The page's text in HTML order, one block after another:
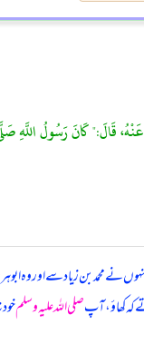
قَالَ:" كَانَ رَسُولُ اللَّهِ
نے محمد بن زیاد سے اور وہ
کھاؤ، آپصلی اللہ علیہ وسلم